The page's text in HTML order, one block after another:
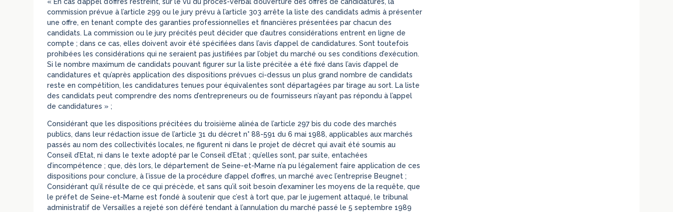
commission prévue à l’article 299 ou le jury prévu à l’article 303 arrête la liste des candidats admis à présenter
une offre, en tenant compte des garanties professionnelles et financières présentées par chacun des
candidats. La commission ou le jury précités peut décider que d’autres considérations entrent en ligne de
compte ; dans ce cas, elles doivent avoir été spécifiées dans l’avis d’appel de candidatures. Sont toutefois
prohibées les considérations qui ne seraient pas justifiées par l’objet du marché ou ses conditions d’exécution.
Si le nombre maximum de candidats pouvant figurer sur la liste précitée a été fixé dans l’avis d’appel de
candidatures et qu’après application des dispositions prévues ci-dessus un plus grand nombre de candidats
reste en compétition, les candidatures tenues pour équivalentes sont départagées par tirage au sort. La liste
des candidats peut comprendre des noms d’entrepreneurs ou de fournisseurs n’ayant pas répondu à l’appel
de candidatures » ;
Considérant que les dispositions précitées du troisième alinéa de l’article 297 bis du code des marchés
publics, dans leur rédaction issue de l’article 31 du décret n° 88-591 du 6 mai 1988, applicables aux marchés
passés au nom des collectivités locales, ne figurent ni dans le projet de décret qui avait été soumis au
Conseil d’Etat, ni dans le texte adopté par le Conseil d’Etat ; qu’elles sont, par suite, entachées
d’incompétence ; que, dès lors, le département de Seine-et-Marne n’a pu légalement faire application de ces
dispositions pour conclure, à l’issue de la procédure d’appel d’offres, un marché avec l’entreprise Beugnet ;
Considérant qu’il résulte de ce qui précède, et sans qu’il soit besoin d’examiner les moyens de la requête, que
le préfet de Seine-et-Marne est fondé à soutenir que c’est à tort que, par le jugement attaqué, le tribunal
administratif de Versailles a rejeté son déféré tendant à l’annulation du marché passé le 5 septembre 1989